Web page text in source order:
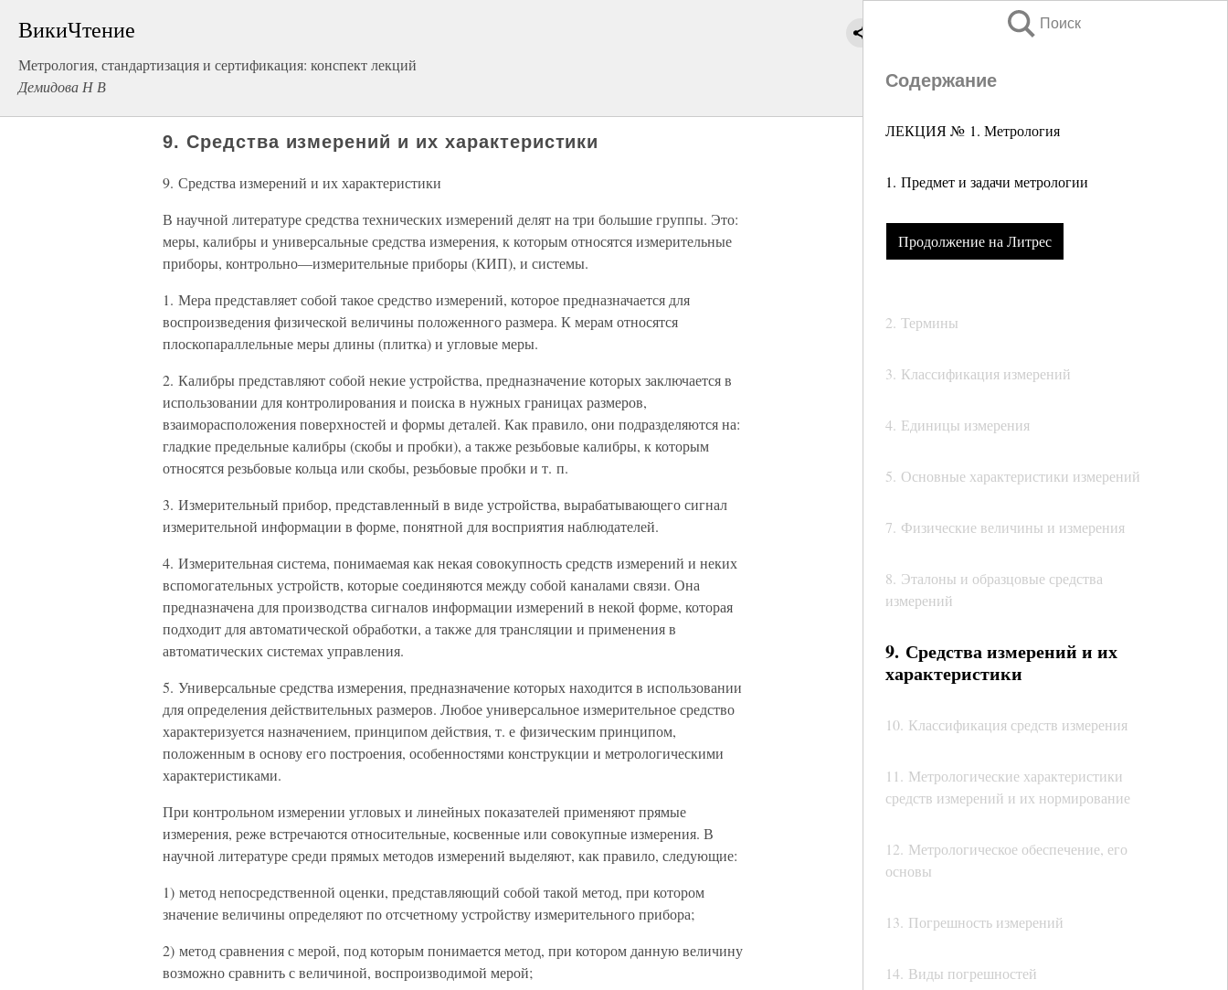
ВикиЧтение
Метрология, стандартизация и сертификация: конспект лекций
Демидова Н В
Поиск
Содержание
ЛЕКЦИЯ № 1. Метрология
1. Предмет и задачи метрологии
Продолжение на Литрес
2. Термины
3. Классификация измерений
4. Единицы измерения
5. Основные характеристики измерений
7. Физические величины и измерения
8. Эталоны и образцовые средства
измерений
9. Средства измерений и их
характеристики
10. Классификация средств измерения
11. Метрологические характеристики
средств измерений и их нормирование
12. Метрологическое обеспечение, его
основы
13. Погрешность измерений
14. Виды погрешностей
9. Средства измерений и их характеристики
9. Средства измерений и их характеристики
В научной литературе средства технических измерений делят на три большие группы. Это:
меры, калибры и универсальные средства измерения, к которым относятся измерительные
приборы, контрольно—измерительные приборы (КИП), и системы.
1. Мера представляет собой такое средство измерений, которое предназначается для
воспроизведения физической величины положенного размера. К мерам относятся
плоскопараллельные меры длины (плитка) и угловые меры.
2. Калибры представляют собой некие устройства, предназначение которых заключается в
использовании для контролирования и поиска в нужных границах размеров,
взаиморасположения поверхностей и формы деталей. Как правило, они подразделяются на:
гладкие предельные калибры (скобы и пробки), а также резьбовые калибры, к которым
относятся резьбовые кольца или скобы, резьбовые пробки и т. п.
3. Измерительный прибор, представленный в виде устройства, вырабатывающего сигнал
измерительной информации в форме, понятной для восприятия наблюдателей.
4. Измерительная система, понимаемая как некая совокупность средств измерений и неких
вспомогательных устройств, которые соединяются между собой каналами связи. Она
предназначена для производства сигналов информации измерений в некой форме, которая
подходит для автоматической обработки, а также для трансляции и применения в
автоматических системах управления.
5. Универсальные средства измерения, предназначение которых находится в использовании
для определения действительных размеров. Любое универсальное измерительное средство
характеризуется назначением, принципом действия, т. е физическим принципом,
положенным в основу его построения, особенностями конструкции и метрологическими
характеристиками.
При контрольном измерении угловых и линейных показателей применяют прямые
измерения, реже встречаются относительные, косвенные или совокупные измерения. В
научной литературе среди прямых методов измерений выделяют, как правило, следующие:
1) метод непосредственной оценки, представляющий собой такой метод, при котором
значение величины определяют по отсчетному устройству измерительного прибора;
2) метод сравнения с мерой, под которым понимается метод, при котором данную величину
возможно сравнить с величиной, воспроизводимой мерой;